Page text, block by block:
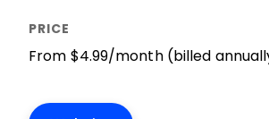
From $4.99/month (billed